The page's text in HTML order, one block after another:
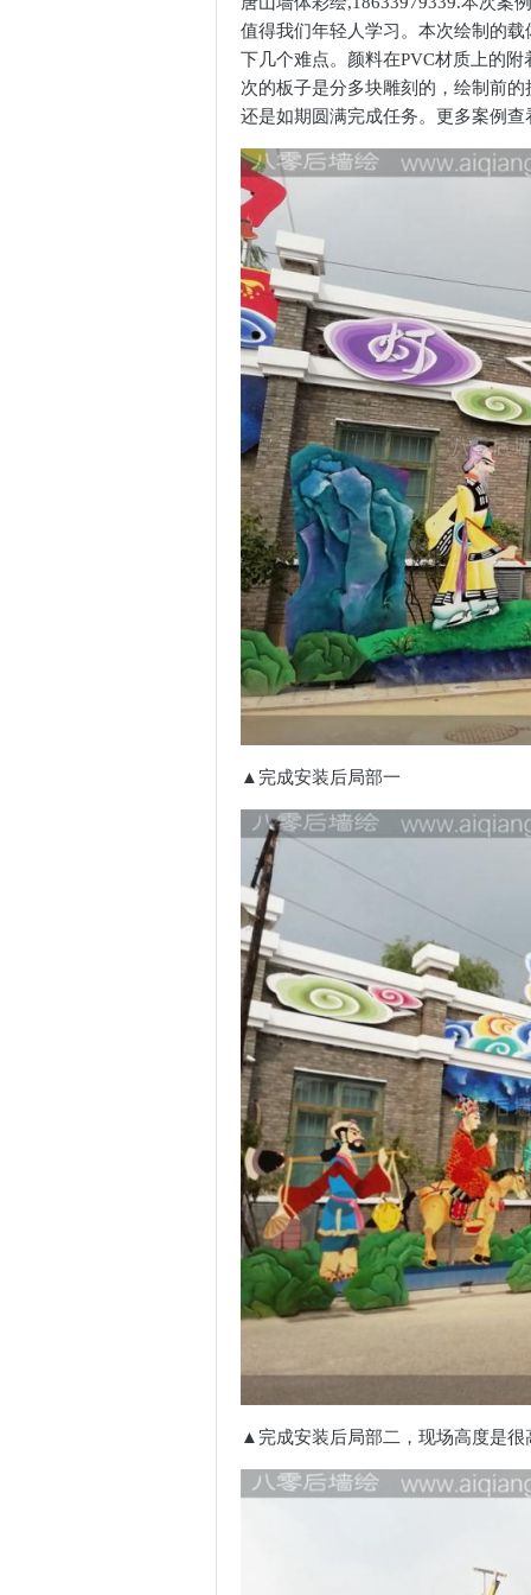
值得我们年轻人学习。本次绘制的
下几个难点。颜料在PVC材质上的
次的板子是分多块雕刻的，绘制前
还是如期圆满完成任务。更多案例查
▲完成安装后局部一
▲完成安装后局部二，现场高度是很